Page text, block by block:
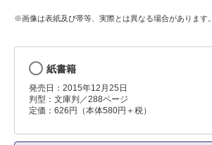
※画像は表紙及び帯等、実際とは異なる場合があります。
紙書籍
発売日：2015年12月25日
判型：文庫判／288ページ
定価：626円（本体580円＋税）